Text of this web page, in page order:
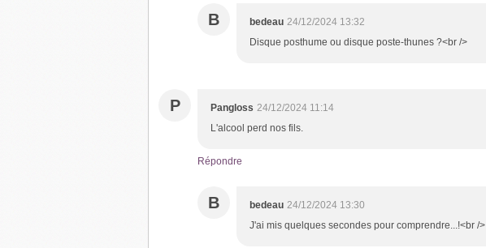
B bedeau 24/12/2024 13:32
Disque posthume ou disque poste-thunes ?<br />
P Pangloss 24/12/2024 11:14
L'alcool perd nos fils.
Répondre
B bedeau 24/12/2024 13:30
J'ai mis quelques secondes pour comprendre...!<br />